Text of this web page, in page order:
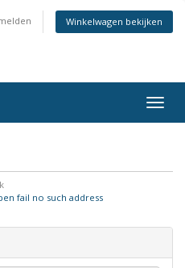
Winkelwagen bekijken
fail no such address